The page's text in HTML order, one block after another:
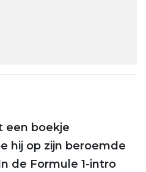
Mail
via link
een boekje
hij op zijn beroemde
de Formule 1-intro